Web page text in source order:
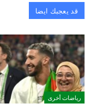
قد يعجبك ايضا
رياضات أخرى